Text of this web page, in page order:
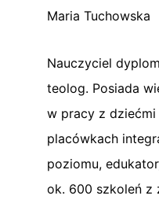
Maria Tuchowska
Nauczyciel
teolog. Posiada
w pracy z dziećmi
placówkach
poziomu,
ok. 600 szkoleń z